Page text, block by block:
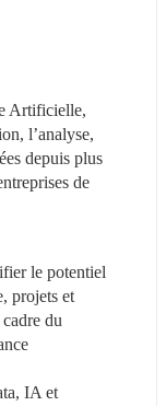
Artificielle,
l’analyse,
depuis plus
de
le potentiel
projets et
du
IA et